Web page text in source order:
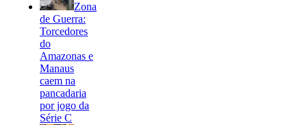
Zona
de Guerra:
Torcedores
do
Amazonas e
Manaus
caem na
pancadaria
por jogo da
Série C